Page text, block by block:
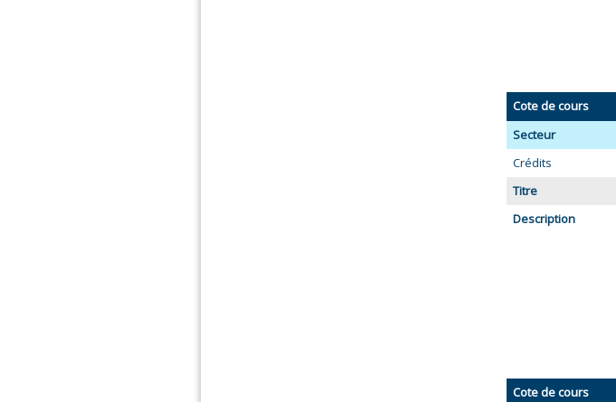
Cote de cours
Secteur
Crédits
Titre
Description
Cote de cours